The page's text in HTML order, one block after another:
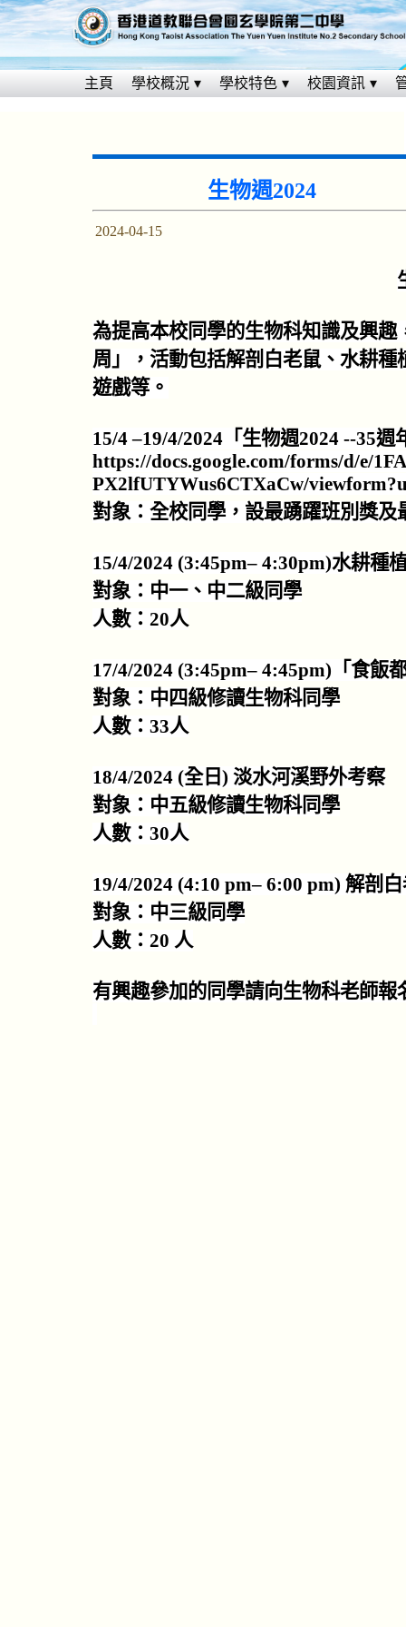
主頁 學校概況 學校特色 校園資訊
生物週2024
2024-04-15
為提高本校同學的生物科知識及興趣
周」，活動包括解剖白老鼠、水耕
遊戲等。
15/4–19/4/2024 「生物週2024 --35週
https://docs.google.com/forms/d/e/
PX2lfUTYWus6CTXaCw/
對象：全校同學， 設最踴躍班別獎及
15/4/2024 (3:45pm– 4:30pm)水耕種
對象：中一、中二級同學
人數： 20人
17/4/2024 (3:45pm– 4:45pm) 「食飯
對象：中四級修讀生物科同學
人數： 33人
18/4/2024 (全日 ) 淡水河溪野外考察
對象：中五級修讀生物科同學
人數： 30人
19/4/2024 (4:10 pm– 6:00 pm) 解剖
對象：中三級同學
人數： 20 人
有興趣參加的同學請向生物科老師報